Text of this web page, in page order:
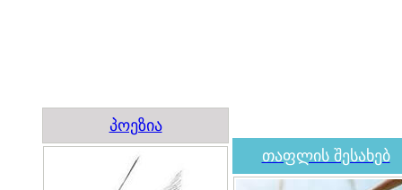
პოეზია
თაფლის შესახებ